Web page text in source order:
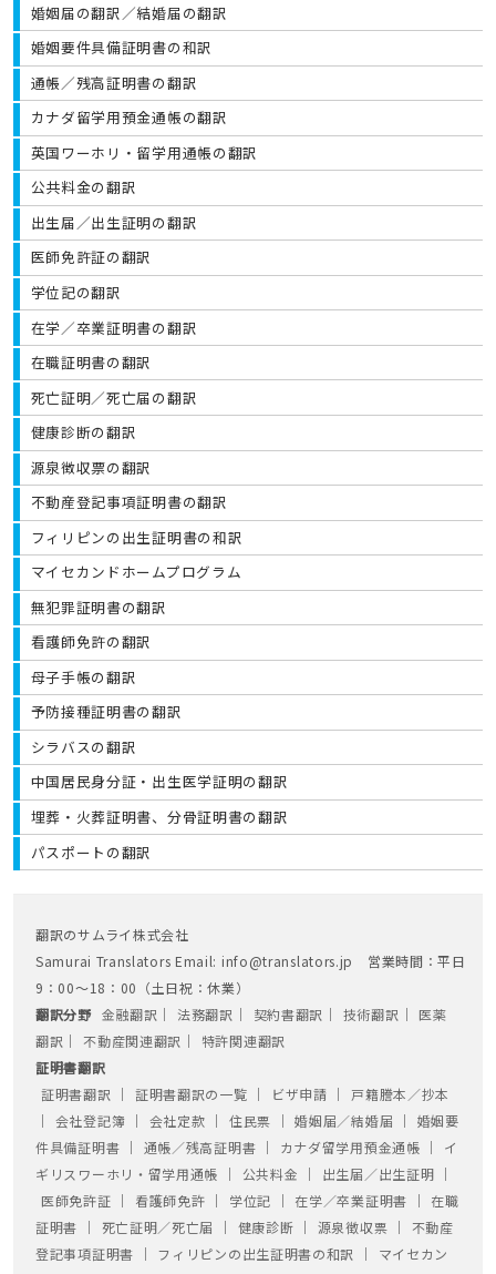
婚姻届の翻訳／結婚届の翻訳
婚姻要件具備証明書の和訳
通帳／残高証明書の翻訳
カナダ留学用預金通帳の翻訳
英国ワーホリ・留学用通帳の翻訳
公共料金の翻訳
出生届／出生証明の翻訳
医師免許証の翻訳
学位記の翻訳
在学／卒業証明書の翻訳
在職証明書の翻訳
死亡証明／死亡届の翻訳
健康診断の翻訳
源泉徴収票の翻訳
不動産登記事項証明書の翻訳
フィリピンの出生証明書の和訳
マイセカンドホームプログラム
無犯罪証明書の翻訳
看護師免許の翻訳
母子手帳の翻訳
予防接種証明書の翻訳
シラバスの翻訳
中国居民身分証・出生医学証明の翻訳
埋葬・火葬証明書、分骨証明書の翻訳
パスポートの翻訳
翻訳のサムライ株式会社
Samurai Translators Email: info@translators.jp 営業時間：平日
9：00～18：00（土日祝：休業）
翻訳分野 金融翻訳 │ 法務翻訳 │ 契約書翻訳 │ 技術翻訳 │
医薬
翻訳 │ 不動産関連翻訳 │
特許関連翻訳
証明書翻訳
証明書翻訳 │ 証明書翻訳の一覧 │ ビザ申請 │
戸籍謄本／抄本
│
会社登記簿 │ 会社定款 │ 住民票 │ 婚姻届／結婚届 │
婚姻要
件具備証明書 │ 通帳／残高証明書 │ カナダ留学用預金通帳 │
イ
ギリスワーホリ・留学用通帳 │ 公共料金 │ 出生届／出生証明 │
医師免許証 │ 看護師免許 │ 学位記 │ 在学／卒業証明書 │
在職
証明書 │ 死亡証明／死亡届 │ 健康診断 │ 源泉徴収票 │
不動産
登記事項証明書 │ フィリピンの出生証明書の和訳 │
マイセカン